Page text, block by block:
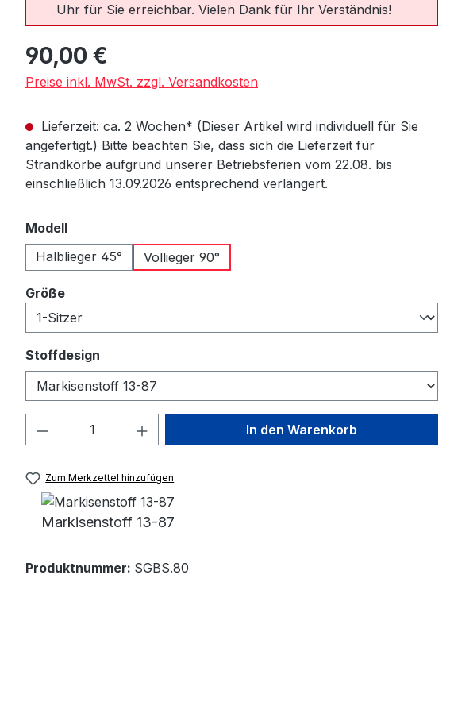
Uhr für Sie erreichbar. Vielen Dank für Ihr Verständnis!
Regulärer Preis:
90,00 €
Preise inkl. MwSt. zzgl. Versandkosten
Lieferzeit: ca. 2 Wochen* (Dieser Artikel wird individuell für Sie
angefertigt.) Bitte beachten Sie, dass sich die Lieferzeit für
Strandkörbe aufgrund unserer Betriebsferien vom 22.08. bis
einschließlich 13.09.2026 entsprechend verlängert.
Modellauswählen
Halblieger 45°
Vollieger 90°
Größeauswählen
Stoffdesign
Produkt Anzahl: Gib den gewünschten Wert
In den Warenkorb
Zum Merkzettel hinzufügen
Markisenstoff 13-87
Produktnummer: SGBS.80